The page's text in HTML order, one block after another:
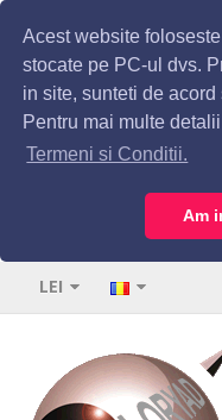
Acest website
stocate pe PC-ul dvs.
in site, sunteti de
Pentru mai multe
Termeni si Conditii.
Am
LEI